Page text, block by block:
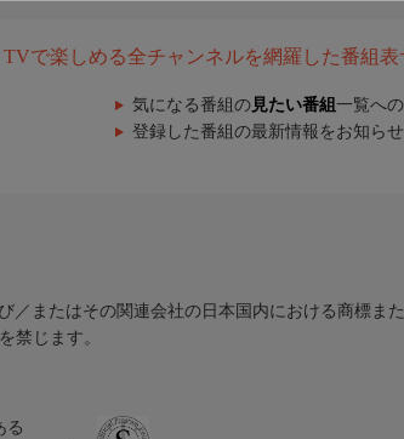
で楽しめる全チャンネルを網羅した番組表
気になる番組の 見たい番組 一覧へ
登録した番組の最新情報をお知ら
またはその関連会社の日本国内における商標ま
禁じます。
る